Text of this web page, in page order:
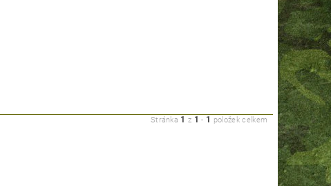
Stránka 1 z 1 - 1 položek celkem